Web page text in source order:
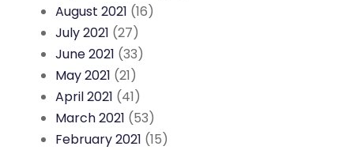
August 2021 (16)
July 2021 (27)
June 2021 (33)
May 2021 (21)
April 2021 (41)
March 2021 (53)
February 2021 (15)